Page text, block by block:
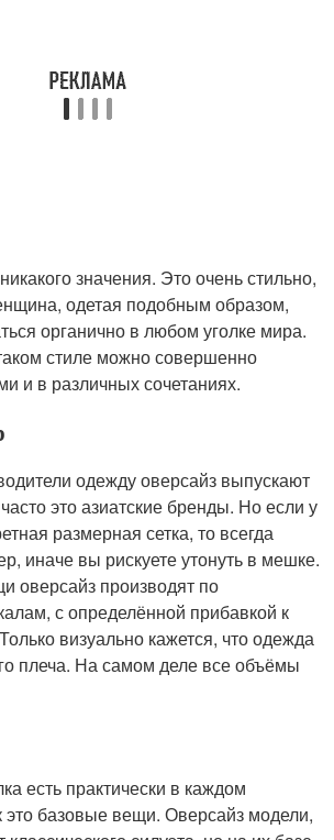
значения. Это очень стильно,
одетая подобным образом,
органично в любом уголке мира.
стиле можно совершенно
и в различных сочетаниях.
одежду оверсайз выпускают
это азиатские бренды. Но если у
размерная сетка, то всегда
иначе вы рискуете утонуть в мешке.
оверсайз производят по
с определённой прибавкой к
визуально кажется, что одежда
плеча. На самом деле все объёмы
есть практически в каждом
это базовые вещи. Оверсайз модели,